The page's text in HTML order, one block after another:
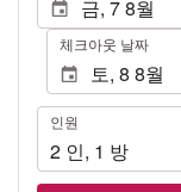
체크아웃 날짜
인
원
인원
2 인, 1 방